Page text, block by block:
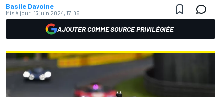
Basile Davoine
Mis à jour: 13 juin 2024, 17:06
AJOUTER COMME SOURCE PRIVILÉGIÉE